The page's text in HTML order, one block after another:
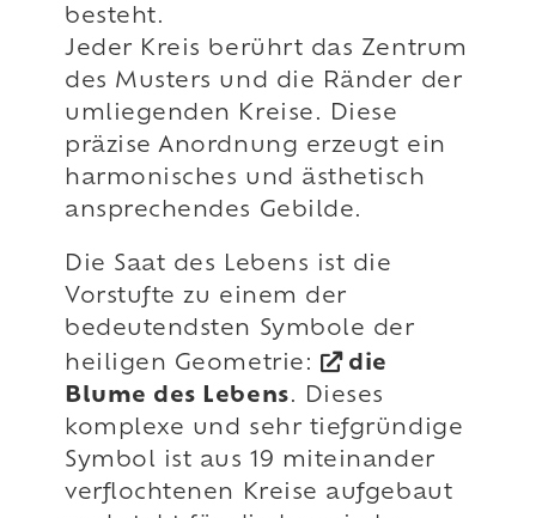
besteht.
Jeder Kreis berührt das Zentrum
des Musters und die Ränder der
umliegenden Kreise. Diese
präzise Anordnung erzeugt ein
harmonisches und ästhetisch
ansprechendes Gebilde.
Die Saat des Lebens ist die
Vorstufte zu einem der
bedeutendsten Symbole der
heiligen Geometrie:
die
Blume des Lebens. Dieses
komplexe und sehr tiefgründige
Symbol ist aus 19 miteinander
verflochtenen Kreise aufgebaut